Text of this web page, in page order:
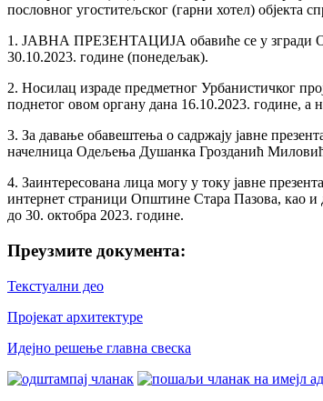
пословног угоститељског (гарни хотел)
1. ЈАВНА ПРЕЗЕНТАЦИЈА обавиће се у згради
30.10.2023. године (понедељак).
2. Носилац израде предметног Урбанистичког
поднетог овом органу дана 16.10.2023. године, а
3. За давање обавештења о садржају јавне
начелница Одељења Душанка Грозданић
4. Заинтересована лица могу у току јавне
интернет страници Општине Стара Пазова, као и
до 30. октобра 2023. године.
Преузмите документа:
Текстуални део
Пројекат архитектуре
Идејно решење главна свеска